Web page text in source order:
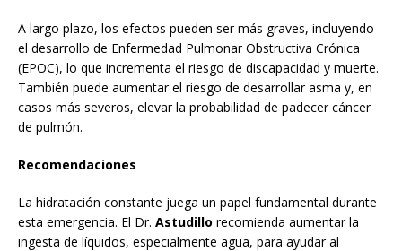
A largo plazo, los efectos pueden ser más graves, incluyendo
el desarrollo de Enfermedad Pulmonar Obstructiva Crónica
(EPOC), lo que incrementa el riesgo de discapacidad y muerte.
También puede aumentar el riesgo de desarrollar asma y, en
casos más severos, elevar la probabilidad de padecer cáncer
de pulmón.
Recomendaciones
La hidratación constante juega un papel fundamental durante
esta emergencia. El Dr. Astudillo recomienda aumentar la
ingesta de líquidos, especialmente agua, para ayudar al